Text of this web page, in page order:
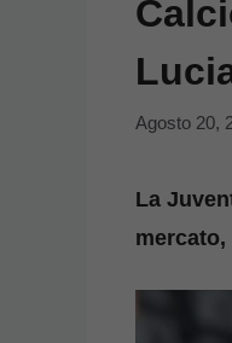
Agosto 20,
La